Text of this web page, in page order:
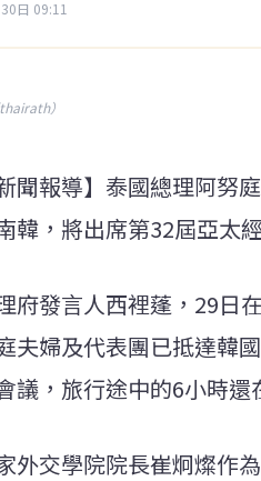
日 09:11
）
新聞報導】泰國總理阿努
韓，將出席第32屆亞太
府發言人西裡蓬，29日
夫婦及代表團已抵達韓
議，旅行途中的6小時還
外交學院院長崔炯燦作